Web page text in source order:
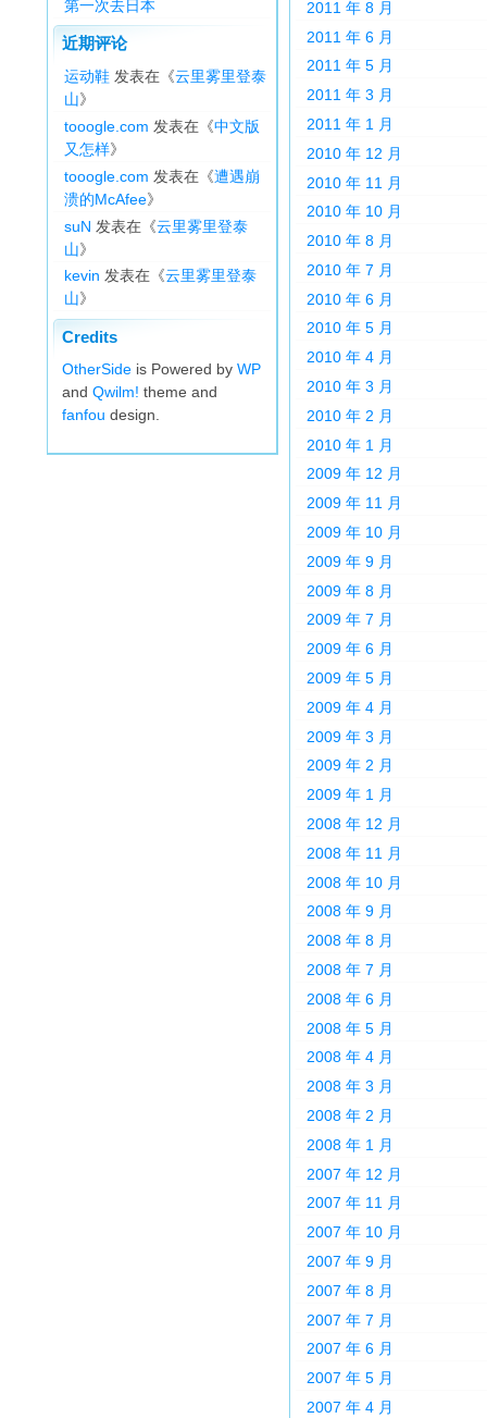
第一次去日本
近期评论
运动鞋 发表在《云里雾里登泰
山》
tooogle.com 发表在《中文版
又怎样》
tooogle.com 发表在《遭遇崩
溃的McAfee》
suN 发表在《云里雾里登泰
山》
kevin 发表在《云里雾里登泰
山》
Credits
OtherSide is Powered by WP
and Qwilm! theme and
fanfou design.
2011 年 8 月
2011 年 6 月
2011 年 5 月
2011 年 3 月
2011 年 1 月
2010 年 12 月
2010 年 11 月
2010 年 10 月
2010 年 8 月
2010 年 7 月
2010 年 6 月
2010 年 5 月
2010 年 4 月
2010 年 3 月
2010 年 2 月
2010 年 1 月
2009 年 12 月
2009 年 11 月
2009 年 10 月
2009 年 9 月
2009 年 8 月
2009 年 7 月
2009 年 6 月
2009 年 5 月
2009 年 4 月
2009 年 3 月
2009 年 2 月
2009 年 1 月
2008 年 12 月
2008 年 11 月
2008 年 10 月
2008 年 9 月
2008 年 8 月
2008 年 7 月
2008 年 6 月
2008 年 5 月
2008 年 4 月
2008 年 3 月
2008 年 2 月
2008 年 1 月
2007 年 12 月
2007 年 11 月
2007 年 10 月
2007 年 9 月
2007 年 8 月
2007 年 7 月
2007 年 6 月
2007 年 5 月
2007 年 4 月